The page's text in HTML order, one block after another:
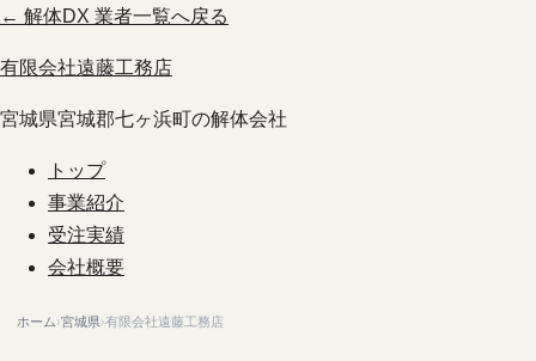
← 解体DX 業者一覧へ戻る
有限会社遠藤工務店
宮城県宮城郡七ヶ浜町の解体会社
トップ
事業紹介
受注実績
会社概要
ホーム›宮城県›有限会社遠藤工務店